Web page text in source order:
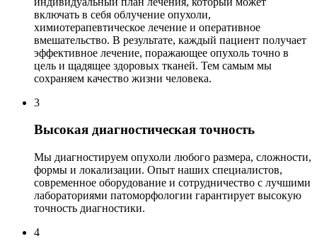
включать в себя облучение опухоли,
химиотерапевтическое лечение и оперативное
вмешательство. В результате, каждый пациент получает
эффективное лечение, поражающее опухоль точно в
цель и щадящее здоровых тканей. Тем самым мы
сохраняем качество жизни человека.
3
Высокая диагностическая точность
Мы диагностируем опухоли любого размера, сложности,
формы и локализации. Опыт наших специалистов,
современное оборудование и сотрудничество с лучшими
лабораториями патоморфологии гарантирует высокую
точность диагностики.
4